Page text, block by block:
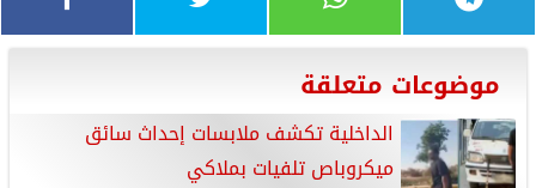
موضوعات متعلقة
الداخلية تكشف ملابسات إحداث سائق
ميكروباص تلفيات بملاكي